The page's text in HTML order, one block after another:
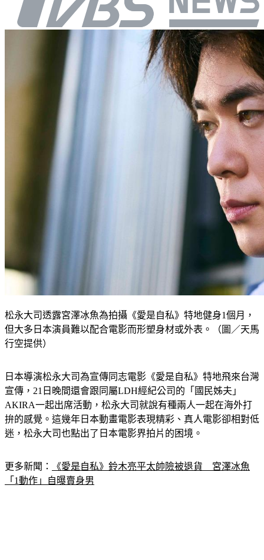
松永大司透露宮澤冰魚為拍攝《愛是自私》特地健身1個月，
但大多日本演員難以配合電影而形塑身材或外表。（圖／天馬
行空提供）
日本導演松永大司為宣傳同志電影《愛是自私》特地飛來台灣
宣傳，21日晚間還會跟同屬LDH經紀公司的「國民姊夫」
AKIRA一起出席活動，松永大司就說有種兩人一起在海外打
拚的感覺。這幾年日本動畫電影表現精彩、真人電影卻相對低
迷，松永大司也點出了日本電影界拍片的困境。
更多新聞：
《愛是自私》鈴木亮平太帥險被退貨　宮澤冰魚
「1動作」自曝賣身男